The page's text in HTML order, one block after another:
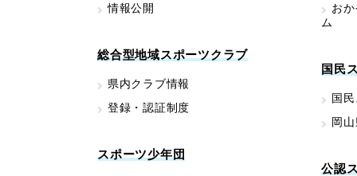
情報公開
総合型地域スポーツクラブ
県内クラブ情報
登録・認証制度
スポーツ少年団
お
ム
国民
国
岡
公認